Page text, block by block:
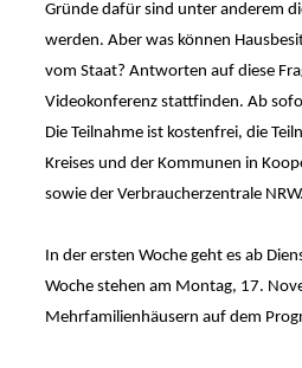
Gründe dafür sind unter anderem
werden. Aber was können
vom Staat? Antworten auf diese
Videokonferenz stattfinden. Ab
Die Teilnahme ist kostenfrei, die
Kreises und der Kommunen in
sowie der Verbraucherzentrale NRW.
In der ersten Woche geht es ab
Woche stehen am Montag, 17.
Mehrfamilienhäusern auf dem